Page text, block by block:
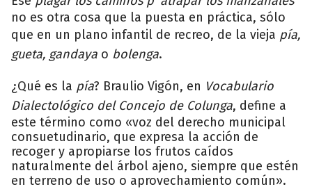
no es otra cosa que la puesta en práctica, sólo
que en un plano infantil de recreo, de la vieja pía,
gueta, gandaya o bolenga.
¿Qué es la pía? Braulio Vigón, en Vocabulario
Dialectológico del Concejo de Colunga, define a
este término como «voz del derecho municipal
consuetudinario, que expresa la acción de
recoger y apropiarse los frutos caídos
naturalmente del árbol ajeno, siempre que estén
en terreno de uso o aprovechamiento común».